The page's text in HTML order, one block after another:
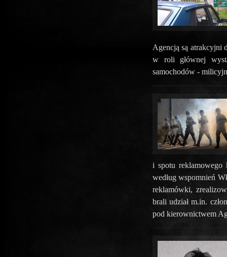
Agencją są atrakcyjni
w roli głównej
samochodów -
i spotu
według wspomnień
reklamówki,
brali udział m.in.
pod kierownictwem